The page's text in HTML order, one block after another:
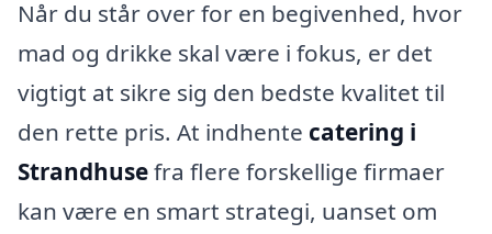
Når du står over for en begivenhed, hvor
mad og drikke skal være i fokus, er det
vigtigt at sikre sig den bedste kvalitet til
den rette pris. At indhente catering i
Strandhusefra flere forskellige firmaer
kan være en smart strategi, uanset om